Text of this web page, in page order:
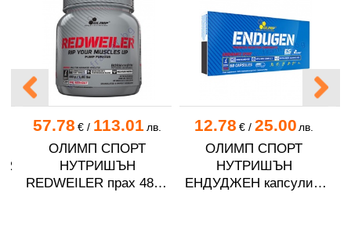
57.78 € / 113.01лв.
ОЛИМП СПОРТ
НУТРИШЪН
REDWEILER прах 480 г
12.78 €/ 25.00 лв.
ОЛИМП СПОРТ
НУТРИШЪН
ЕНДУДЖЕН капсули *